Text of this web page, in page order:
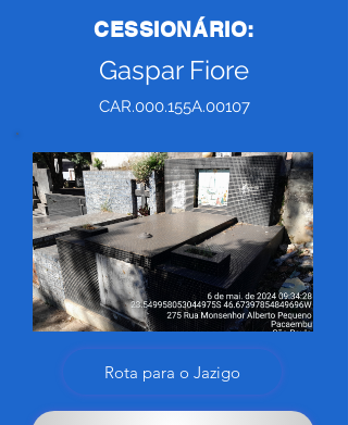
CESSIONÁRIO:
Gaspar Fiore
CAR.000.155A.00107
Rota para o Jazigo